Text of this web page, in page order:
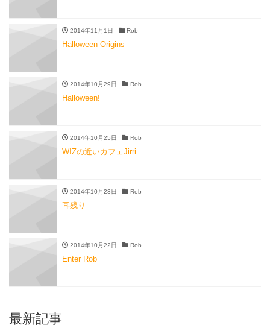
2014年11月1日 Rob
Halloween Origins
2014年10月29日 Rob
Halloween!
2014年10月25日 Rob
WIZの近いカフェJirri
2014年10月23日 Rob
耳残り
2014年10月22日 Rob
Enter Rob
最新記事